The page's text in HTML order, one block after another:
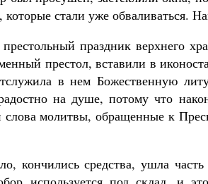
стали уже обваливаться.
праздник верхнего
престол, вставили в
в нем Божественную
на душе, потому что
слова молитвы, обращенные к
кончились средства, ушла